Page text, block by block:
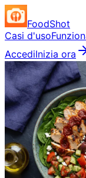
FoodShot
Casi d'uso
AccediInizia ora